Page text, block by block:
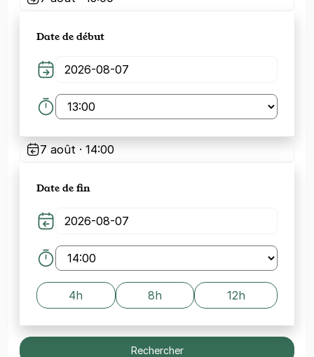
Date de début
7 août · 14:00
Date de fin
4h 8h 12h
Rechercher